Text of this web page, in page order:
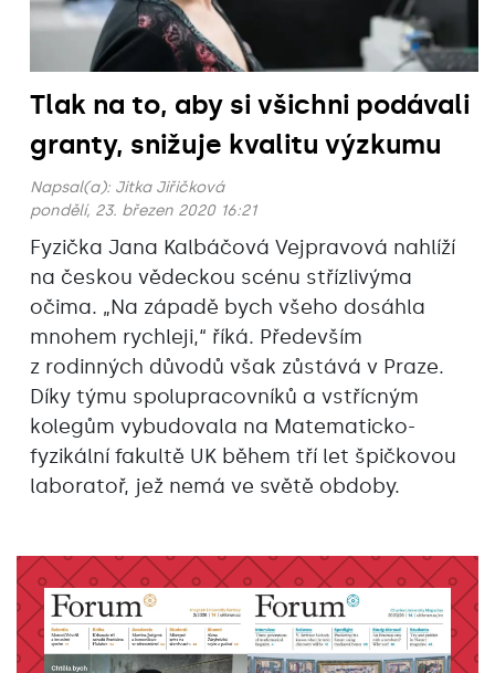
Tlak na to, aby si všichni podávali
granty, snižuje kvalitu výzkumu
Napsal(a): Jitka Jiřičková
pondělí, 23. březen 2020 16:21
Fyzička Jana Kalbáčová Vejpravová nahlíží
na českou vědeckou scénu střízlivýma
očima. „Na západě bych všeho dosáhla
mnohem rychleji,“ říká. Především
z rodinných důvodů však zůstává v Praze.
Díky týmu spolupracovníků a vstřícným
kolegům vybudovala na Matematicko-
fyzikální fakultě UK během tří let špičkovou
laboratoř, jež nemá ve světě obdoby.